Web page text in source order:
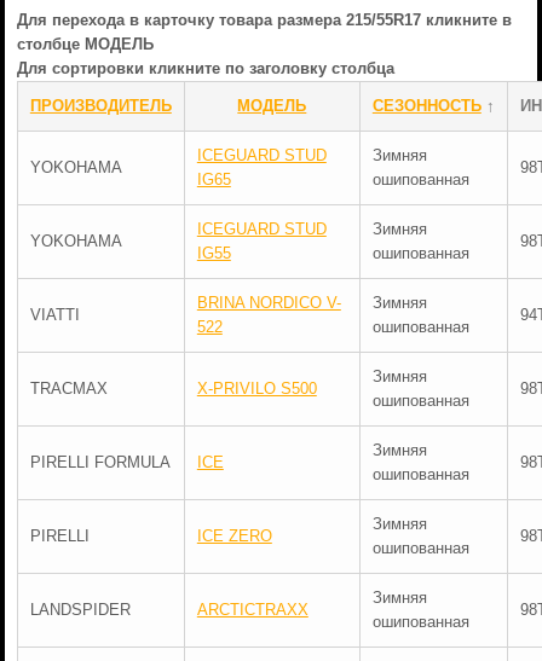
Для перехода в карточку товара размера 215/55R17 кликните в
столбце МОДЕЛЬ
Для сортировки кликните по заголовку столбца
ПРОИЗВОДИТЕЛЬ МОДЕЛЬ СЕЗОННОСТЬ↑
YOKOHAMA
ICEGUARD STUD
IG65
Зимняя
ошипованная
YOKOHAMA
ICEGUARD STUD
IG55
Зимняя
ошипованная
VIATTI
BRINA NORDICO V-
522
Зимняя
ошипованная
TRACMAX X-PRIVILO S500
Зимняя
ошипованная
PIRELLI FORMULA ICE
Зимняя
ошипованная
PIRELLI ICE ZERO
Зимняя
ошипованная
LANDSPIDER ARCTICTRAXX
Зимняя
ошипованная